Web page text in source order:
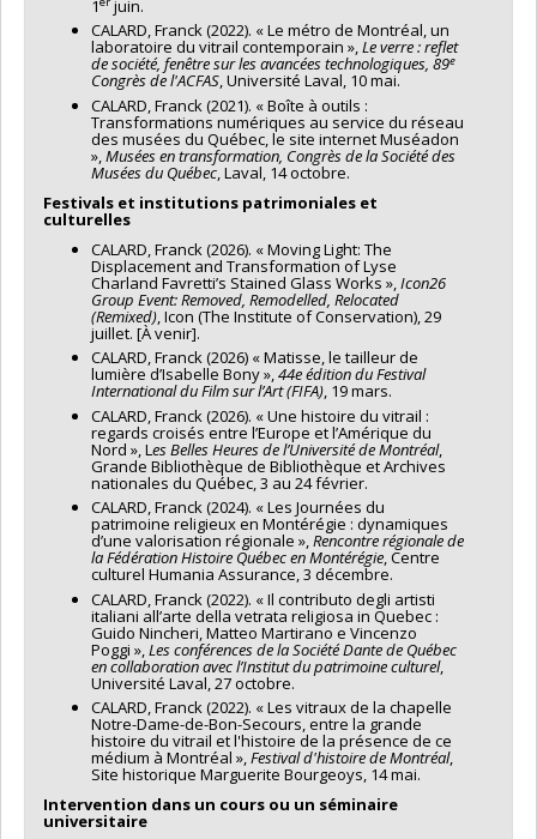
1
juin.
CALARD, Franck (2022). « Le métro de Montréal, un
laboratoire du vitrail contemporain »,Le verre : reflet
de société, fenêtre sur les avancées technologiques, 89e
Congrès de l'ACFAS, Université Laval, 10 mai.
CALARD, Franck (2021). « Boîte à outils :
Transformations numériques au service du réseau
des musées du Québec, le site internet Muséadon
»,Musées en transformation, Congrès de la Société des
Musées du Québec, Laval, 14 octobre.
Festivals et institutions patrimoniales et
culturelles
CALARD, Franck (2026). « Moving Light: The
Displacement and Transformation of Lyse
Charland Favretti’s Stained Glass Works »,Icon26
Group Event: Removed, Remodelled, Relocated
(Remixed), Icon (The Institute of Conservation), 29
juillet. [À venir].
CALARD, Franck (2026) « Matisse, le tailleur de
lumière d’Isabelle Bony »,44e édition du Festival
International du Film sur l’Art (FIFA), 19 mars.
CALARD, Franck (2026). « Une histoire du vitrail :
regards croisés entre l’Europe et l’Amérique du
Nord », Les Belles Heures de l’Université de Montréal,
Grande Bibliothèque de Bibliothèque et Archives
nationales du Québec, 3 au 24 février.
CALARD, Franck (2024). « Les Journées du
patrimoine religieux en Montérégie : dynamiques
d’une valorisation régionale »,Rencontre régionale de
la Fédération Histoire Québec en Montérégie, Centre
culturel Humania Assurance, 3 décembre.
CALARD, Franck (2022). « Il contributo degli artisti
italiani all’arte della vetrata religiosa in Quebec :
Guido Nincheri, Matteo Martirano e Vincenzo
Poggi »,Les conférences de la Société Dante de Québec
en collaboration avec l’Institut du patrimoine culturel,
Université Laval, 27 octobre.
CALARD, Franck (2022). « Les vitraux de la chapelle
Notre-Dame-de-Bon-Secours, entre la grande
histoire du vitrail et l'histoire de la présence de ce
médium à Montréal »,Festival d'histoire de Montréal,
Site historique Marguerite Bourgeoys, 14 mai.
Intervention dans un cours ou un séminaire
universitaire